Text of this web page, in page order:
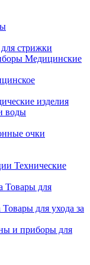
стрижки
Медицинские
изделия
воды
очки
Технические
Товары для
Товары для ухода за
и приборы для